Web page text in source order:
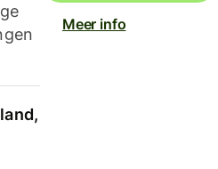
Meer info